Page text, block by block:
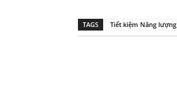
TAGS Tiết kiệm Năng lượng